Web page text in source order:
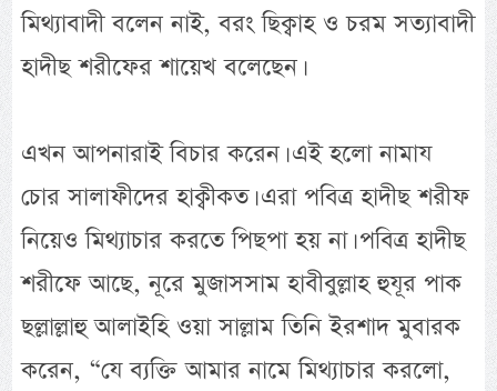
মিথ্যাবাদী বলেন নাই, বরং ছিক্বাহ ও চরম সত্যাবাদী
হাদীছ শরীফের শায়েখ বলেছেন।
এখন আপনারাই বিচার করেন। এই হলো নামায
চোর সালাফীদের হাক্বীকত। এরা পবিত্র হাদীছ শরীফ
নিয়েও মিথ্যাচার করতে পিছপা হয় না। পবিত্র হাদীছ
শরীফে আছে, নূরে মুজাসসাম হাবীবুল্লাহ হুযূর পাক
ছল্লাল্লাহু আলাইহি ওয়া সাল্লাম তিনি ইরশাদ মুবারক
করেন, “যে ব্যক্তি আমার নামে মিথ্যাচার করলো,